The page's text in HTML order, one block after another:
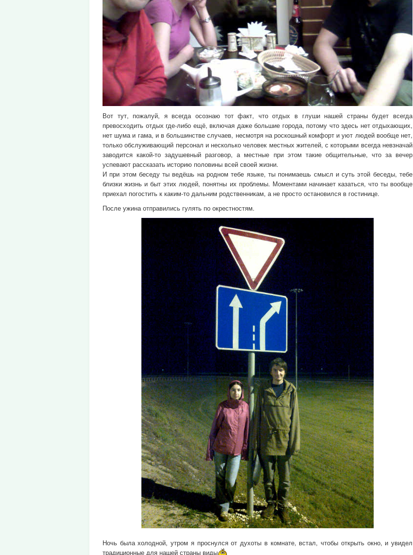
Вот тут, пожалуй, я всегда осознаю тот факт, что отдых в глуши нашей страны будет всегда
превосходить отдых где-либо ещё, включая даже большие города, потому что здесь нет отдыхающих,
нет шума и гама, и в большинстве случаев, несмотря на роскошный комфорт и уют людей вообще нет,
только обслуживающий персонал и несколько человек местных жителей, с которыми всегда невзначай
заводится какой-то задушевный разговор, а местные при этом такие общительные, что за вечер
успевают рассказать историю половины всей своей жизни.
И при этом беседу ты ведёшь на родном тебе языке, ты понимаешь смысл и суть этой беседы, тебе
близки жизнь и быт этих людей, понятны их проблемы. Моментами начинает казаться, что ты вообще
приехал погостить к каким-то дальним родственникам, а не просто остановился в гостинице.
После ужина отправились гулять по окрестностям.
Ночь была холодной, утром я проснулся от духоты в комнате, встал, чтобы открыть окно, и увидел
традиционные для нашей страны виды